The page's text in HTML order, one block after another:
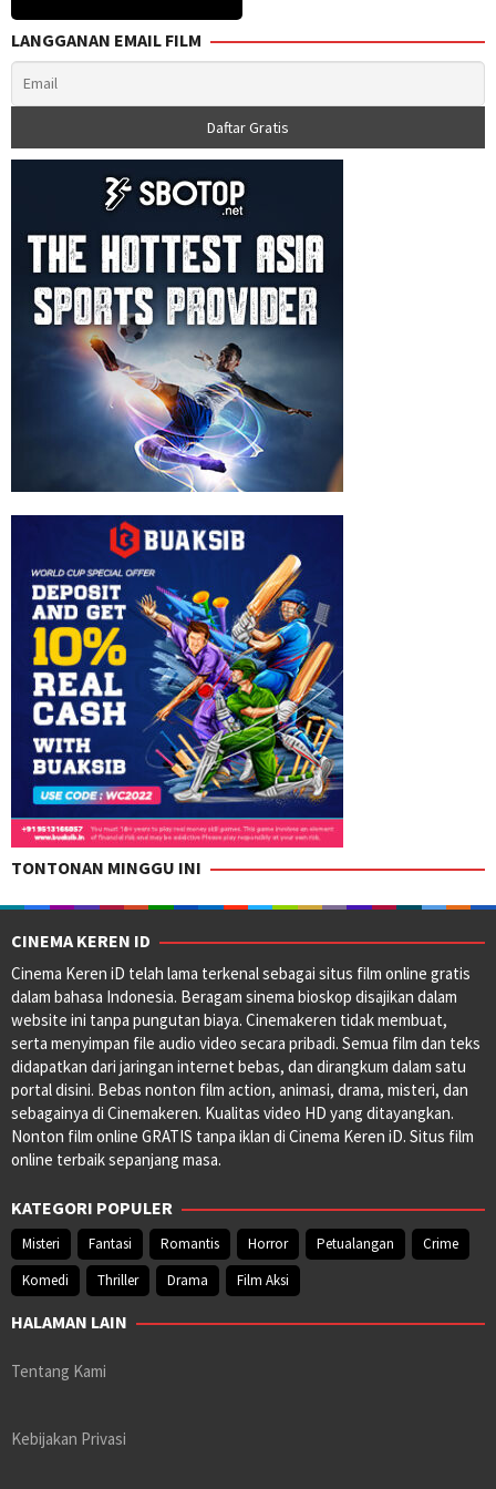
LANGGANAN EMAIL FILM
TONTONAN MINGGU INI
CINEMA KEREN ID
Cinema Keren iD telah lama terkenal sebagai situs film online gratis
dalam bahasa Indonesia. Beragam sinema bioskop disajikan dalam
website ini tanpa pungutan biaya. Cinemakeren tidak membuat,
serta menyimpan file audio video secara pribadi. Semua film dan teks
didapatkan dari jaringan internet bebas, dan dirangkum dalam satu
portal disini. Bebas nonton film action, animasi, drama, misteri, dan
sebagainya di Cinemakeren. Kualitas video HD yang ditayangkan.
Nonton film online GRATIS tanpa iklan di Cinema Keren iD. Situs film
online terbaik sepanjang masa.
KATEGORI POPULER
Misteri Fantasi Romantis Horror Petualangan
Crime
Komedi
Thriller Drama Film Aksi
HALAMAN LAIN
Tentang Kami
Kebijakan Privasi